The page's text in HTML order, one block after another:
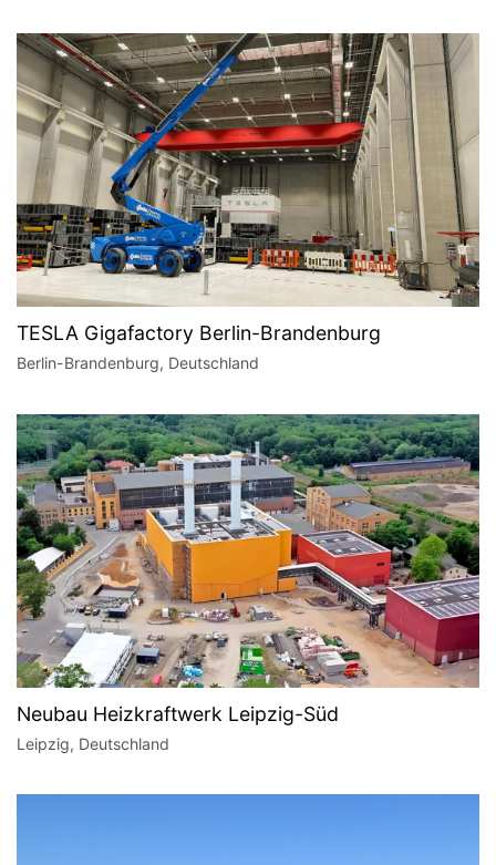
TESLA Gigafactory Berlin-Brandenburg
Berlin-Brandenburg, Deutschland
Neubau Heizkraftwerk Leipzig-Süd
Leipzig, Deutschland